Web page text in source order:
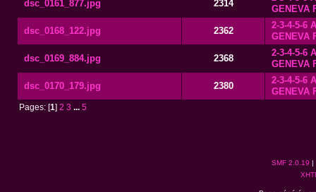
dsc_0161_877.jpg 2314
GENEVA
dsc_0168_122.jpg 2362
2-3-4-5-6
GENEVA
dsc_0169_884.jpg 2368
2-3-4-5-6
GENEVA
dsc_0170_179.jpg 2380
2-3-4-5-6
GENEVA
Pages: [1 ]2 3 ...5
SMF 2.0.19 |